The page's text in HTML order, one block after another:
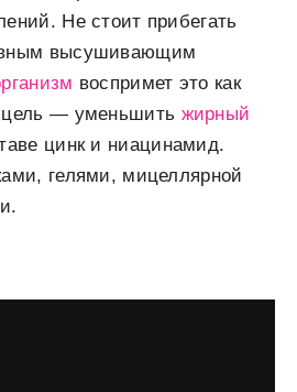
Не стоит прибегать
высушивающим
воспримет это как
— уменьшить жирный
цинк и ниацинамид.
гелями, мицеллярной